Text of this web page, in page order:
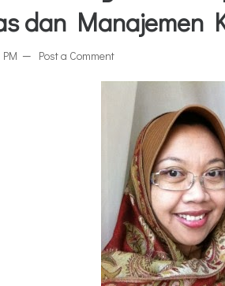
dan Manajemen
Post a Comment